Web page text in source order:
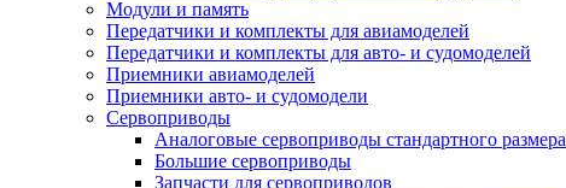
Модули и память
Передатчики и комплекты для авиамоделей
Передатчики и комплекты для авто- и судомоделей
Приемники авиамоделей
Приемники авто- и судомодели
Сервоприводы
Аналоговые сервоприводы стандартного размера
Большие сервоприводы
Запчасти для сервоприводов